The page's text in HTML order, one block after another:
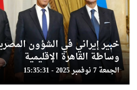
خبير إيراني في الشؤون
وساطة القاهرة الإقليمية
الجمعة 7 نوفمبر 2025 - 15:35:31